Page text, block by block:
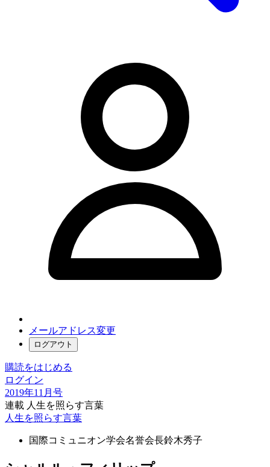
メールアドレス変更
ログアウト
購読をはじめる
ログイン
2019年11月号
連載 人生を照らす言葉
人生を照らす言葉
国際コミュニオン学会名誉会長鈴木秀子